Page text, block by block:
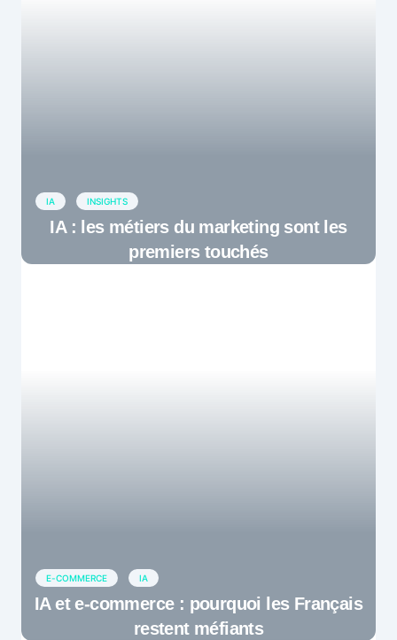
IA INSIGHTS
IA : les métiers du marketing sont les
premiers touchés
E-COMMERCE IA
IA et e-commerce : pourquoi les Français
restent méfiants